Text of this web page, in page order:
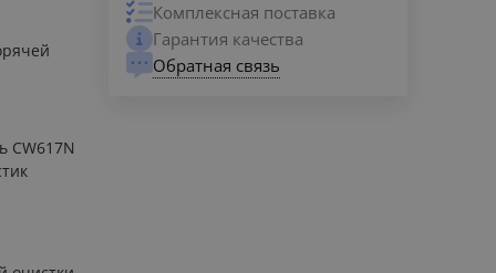
CW617N
Комплексная поставка
Гарантия качества
Обратная связь